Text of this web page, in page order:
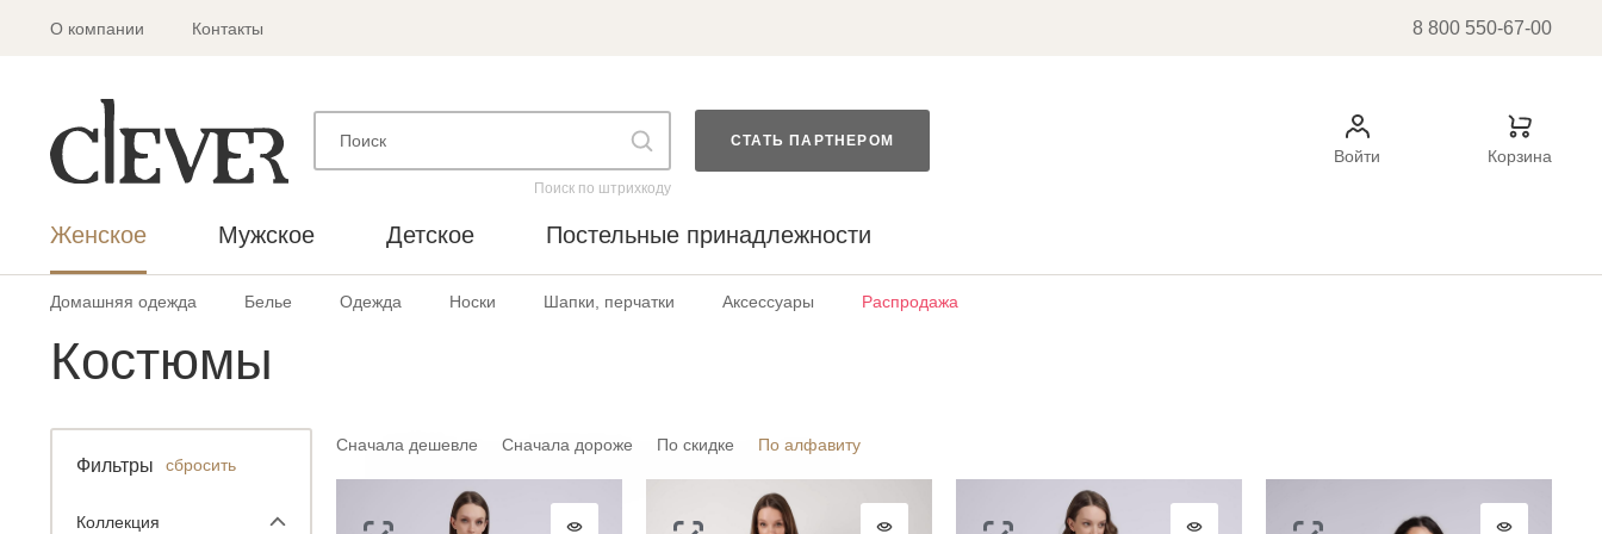
О компании Контакты 8 800 550-67-00
Поиск по штрихкоду
СТАТЬ ПАРТНЕРОМ
Войти Корзина
Женское Мужское Детское Постельные принадлежности
Домашняя одежда Белье Одежда Носки Шапки, перчатки Аксессуары Распродажа
Костюмы
Фильтры сбросить
Коллекция
Сначала дешевле Сначала дороже По скидке По алфавиту